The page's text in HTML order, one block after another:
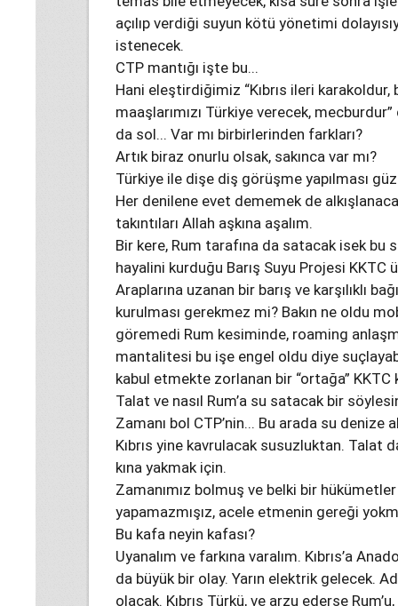
açılıp verdiği suyun kötü yönetimi
istenecek.
CTP mantığı işte bu...
Hani eleştirdiğimiz “Kıbrıs ileri karakoldur,
maaşlarımızı Türkiye verecek,
da sol... Var mı birbirlerinden farkları?
Artık biraz onurlu olsak, sakınca var mı?
Türkiye ile dişe diş görüşme yapılması
Her denilene evet dememek de
takıntıları Allah aşkına aşalım.
Bir kere, Rum tarafına da satacak isek bu
hayalini kurduğu Barış Suyu Projesi
Araplarına uzanan bir barış ve karşılıklı
kurulması gerekmez mi? Bakın ne oldu
göremedi Rum kesiminde, roaming
mantalitesi bu işe engel oldu diye
kabul etmekte zorlanan bir “ortağa”
Talat ve nasıl Rum’a su satacak bir
Zamanı bol CTP’nin... Bu arada su denize
Kıbrıs yine kavrulacak susuzluktan. Talat
kına yakmak için.
Zamanımız bolmuş ve belki bir
yapamazmışız, acele etmenin gereği
Bu kafa neyin kafası?
Uyanalım ve farkına varalım. Kıbrıs’a
da büyük bir olay. Yarın elektrik gelecek.
olacak. Kıbrıs Türkü, ve arzu ederse